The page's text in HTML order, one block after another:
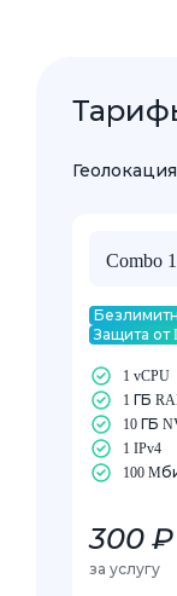
Combo 1
Защита от
1 vCPU
1 ГБ
10 ГБ
1 IPv4
100
300 ₽
за услугу